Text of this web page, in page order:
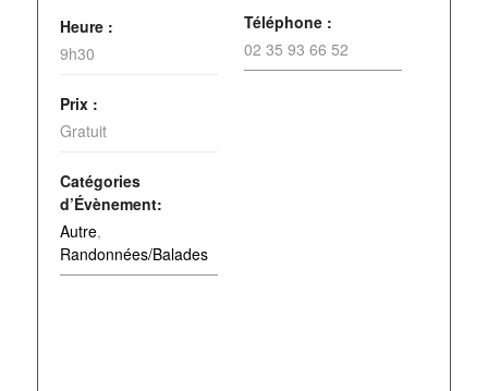
Heure :
9h30
Prix :
Gratuit
Catégories
d’Évènement:
Autre,
Randonnées/Balades
Téléphone :
02 35 93 66 52